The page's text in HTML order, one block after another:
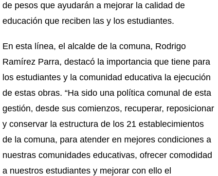
de pesos que ayudarán a mejorar la calidad de
educación que reciben las y los estudiantes.
En esta línea, el alcalde de la comuna, Rodrigo
Ramírez Parra, destacó la importancia que tiene para
los estudiantes y la comunidad educativa la ejecución
de estas obras. “Ha sido una política comunal de esta
gestión, desde sus comienzos, recuperar, reposicionar
y conservar la estructura de los 21 establecimientos
de la comuna, para atender en mejores condiciones a
nuestras comunidades educativas, ofrecer comodidad
a nuestros estudiantes y mejorar con ello el